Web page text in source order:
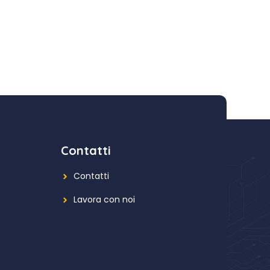
Contatti
Contatti
Lavora con noi